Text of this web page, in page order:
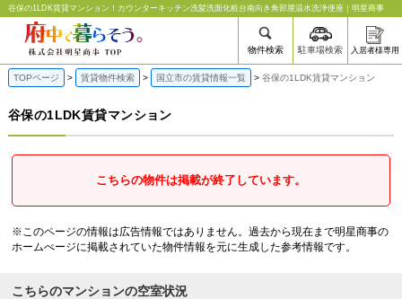
谷保の1LDK賃貸マンション | 府中の賃貸なら明星商事
物件検索 駐車場検索 入居者様専用
谷保の1LDK賃貸マンション！カウンターキッチン洗髪洗面化粧台南向き角部屋温水洗浄便座｜明星商事
TOPページ 賃貸物件検索 国立市の賃貸情報一覧 谷保の1LDK賃貸マンション
谷保の1LDK賃貸マンション
こちらの物件は掲載が終了しています。
※このページの情報は広告情報ではありません。過去から現在まで明星商事の
ホームぺージに掲載されていた物件情報を元に生成した参考情報です。
こちらのマンションの空室状況